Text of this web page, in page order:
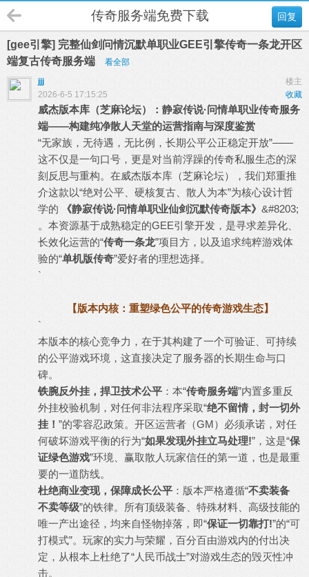
回复
传奇服务端免费下载
[gee引擎] 完整仙剑问情沉默单职业GEE引擎传奇一条龙开区
端复古传奇服务端
看全部
楼主
jjj
收藏
2026-6-5 17:15:25
威杰版本库（芝麻论坛）：静寂传说·问情单职业传奇服务
端——构建纯净散人天堂的运营指南与深度鉴赏
“无家族，无待遇，无比例，长期公平公正稳定开放”——
这不仅是一句口号，更是对当前浮躁的传奇私服生态的深
刻反思与重构。在威杰版本库（芝麻论坛），我们郑重推
介这款以“绝对公平、硬核复古、散人为本”为核心设计哲
学的
《静寂传说·问情单职业仙剑沉默传奇版本》 &#8203;
。本资源基于成熟稳定的GEE引擎开发，是寻求差异化、
长效化运营的“传奇一条龙”项目方，以及追求纯粹游戏体
验的“单机版传奇”爱好者的理想选择。
`
【版本内核：重塑绿色公平的传奇游戏生态】
`
本版本的核心竞争力，在于其构建了一个可验证、可持续
的公平游戏环境，这直接决定了服务器的长期生命与口
碑。
铁腕反外挂，捍卫技术公平 ：本“传奇服务端”内置多重反
外挂校验机制，对任何非法程序采取“绝不留情，封一切外
挂！ ”的零容忍政策。开区运营者（GM）必须承诺，对任
何破坏游戏平衡的行为“如果发现外挂立马处理!”，这是“保
证绿色游戏”环境、赢取散人玩家信任的第一道，也是最重
要的一道防线。
杜绝商业变现，保障成长公平 ：版本严格遵循“不卖装备
不卖等级”的铁律。所有顶级装备、特殊材料、高级技能的
唯一产出途径，均来自怪物掉落，即“保证一切靠打!”的“可
打模式”。玩家的实力与荣耀，百分百由游戏内的付出决
定，从根本上杜绝了“人民币战士”对游戏生态的毁灭性冲
击。